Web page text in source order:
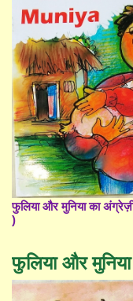
फुलिया और मुनिया का
)
फुलिया और मुनिया